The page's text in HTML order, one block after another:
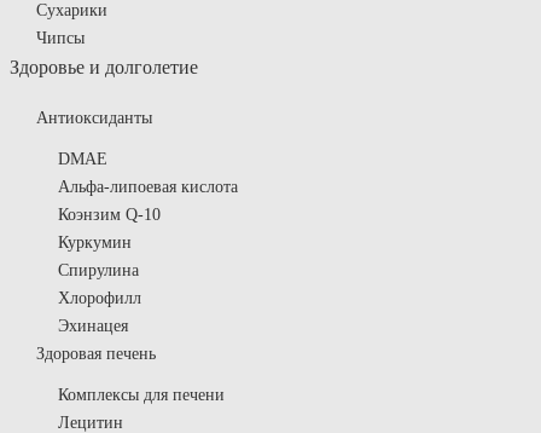
Сухарики
Чипсы
Здоровье и долголетие
Антиоксиданты
DMAE
Альфа-липоевая кислота
Коэнзим Q-10
Куркумин
Спирулина
Хлорофилл
Эхинацея
Здоровая печень
Комплексы для печени
Лецитин